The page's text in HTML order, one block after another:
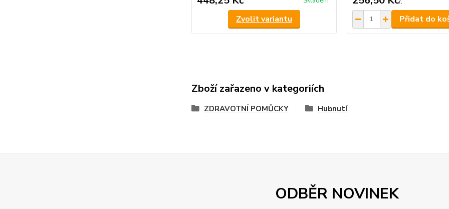
Zvolit variantu Přidat do
Zboží zařazeno v kategoriích
ZDRAVOTNÍ POMŮCKY Hubnutí
ODBĚR NOVINEK